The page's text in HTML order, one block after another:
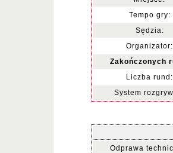
Tempo gry:
Sędzia:
Organizator:
Zakończonych
Liczba rund:
System
Odprawa